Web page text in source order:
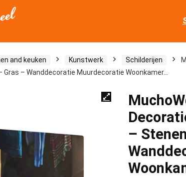
and keuken Kunstwerk Schilderijen
Gras – Wanddecoratie Muurdecoratie Woonkamer…
–